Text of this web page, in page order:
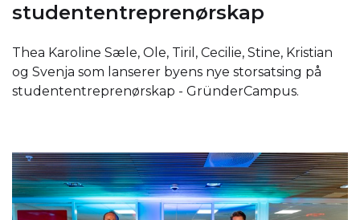
studententreprenørskap
Thea Karoline Sæle, Ole, Tiril, Cecilie, Stine, Kristian
og Svenja som lanserer byens nye storsatsing på
studententreprenørskap - GründerCampus.